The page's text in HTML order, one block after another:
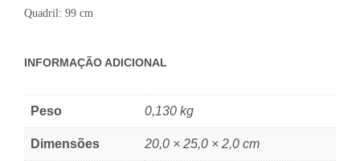
Quadril: 99 cm
INFORMAÇÃO ADICIONAL
Peso 0,130 kg
Dimensões 20,0 × 25,0 × 2,0 cm